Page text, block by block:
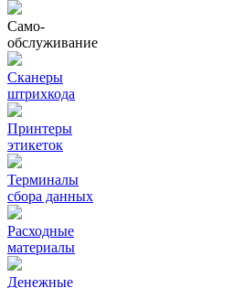
Само-
обслуживание
Сканеры
штрихкода
Принтеры
этикеток
Терминалы
сбора данных
Расходные
материалы
Денежные